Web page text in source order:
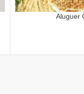
Aluguer